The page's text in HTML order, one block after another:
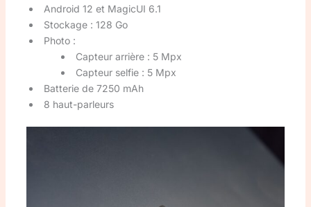
Android 12 et MagicUI 6.1
Stockage : 128 Go
Photo :
Capteur arrière : 5 Mpx
Capteur selfie : 5 Mpx
Batterie de 7250 mAh
8 haut-parleurs